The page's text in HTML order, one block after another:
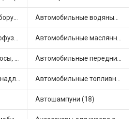
Автоинструмент и оборудование (7) Автомобильные водяные насосы (14)
Автомобильные диффузоры и вентиляторы (4) Автомобильные маслянные насосы (8)
Автомобильные насосы, компрессоры и манометры (1) Автомобильные передние фары (6)
Автомобильные принадлежности и аксессуары (6) Автомобильные топливные насосы (16)
Автошампуни (18)